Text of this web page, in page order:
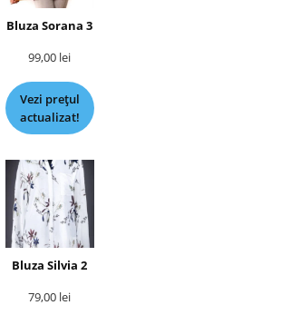
Bluza Sorana 3
99,00 lei
Vezi prețul
actualizat!
Bluza Silvia 2
79,00 lei